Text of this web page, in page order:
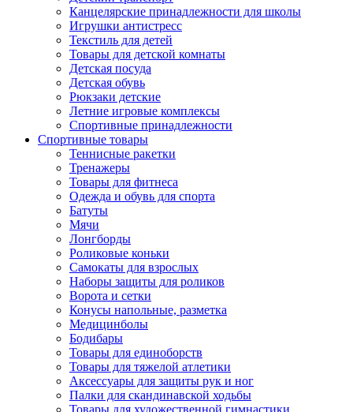
Канцелярские принадлежности для школы
Игрушки антистресс
Текстиль для детей
Товары для детской комнаты
Детская посуда
Детская обувь
Рюкзаки детские
Летние игровые комплексы
Спортивные принадлежности
Спортивные товары
Теннисные ракетки
Тренажеры
Товары для фитнеса
Одежда и обувь для спорта
Батуты
Мячи
Лонгборды
Роликовые коньки
Самокаты для взрослых
Наборы защиты для роликов
Ворота и сетки
Конусы напольные, разметка
Медицинболы
Бодибары
Товары для единоборств
Товары для тяжелой атлетики
Аксессуары для защиты рук и ног
Палки для скандинавской ходьбы
Товары для художественной гимнастики